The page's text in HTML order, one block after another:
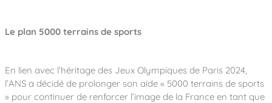
Le plan 5000 terrains de sports
En lien avec l’héritage des Jeux Olympiques de Paris 2024,
l’ANS a décidé de prolonger son aide « 5000 terrains de sports
» pour continuer de renforcer l’image de la France en tant que